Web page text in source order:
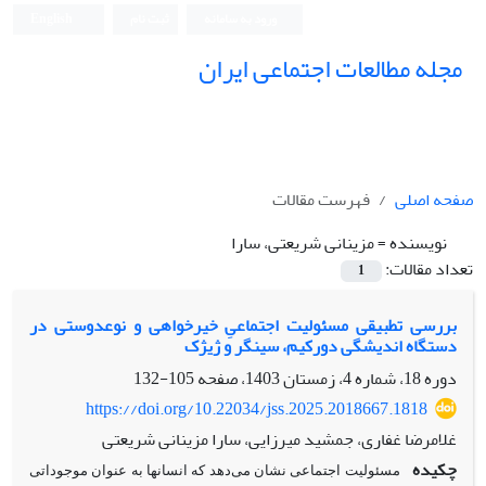
مجله مطالعات اجتماعی ایران
صفحه اصلی
فهرست مقالات
نویسنده =مزینانی شریعتی، سارا
تعداد مقالات:
1
بررسی تطبیقی مسئولیت اجتماعیِ خیرخواهی و نوع‏دوستی در
دستگاه اندیشگی دورکیم، سینگر و ژیژک
دوره 18، شماره 4، زمستان 1403، صفحه
105-132
https://doi.org/10.22034/jss.2025.2018667.1818
غلامرضا غفاری، جمشید میرزایی، سارا مزینانی شریعتی
چکیده
مسئولیت اجتماعی نشان‏ میدهد که انسان‏ها به عنوان موجوداتی